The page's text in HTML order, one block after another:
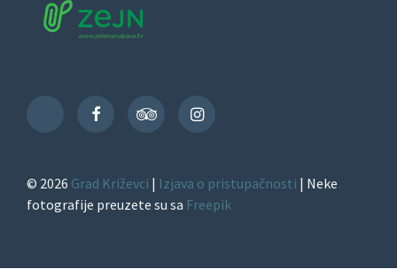
TikTok
FacebookTripAdvisorInstagram
© 2026 Grad Križevci | Izjava o pristupačnosti | Neke
fotografije preuzete su sa Freepik